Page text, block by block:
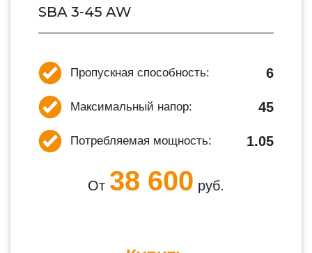
SBA 3-45 AW
Пропускная способность: 6
Максимальный напор: 45
Потребляемая мощность: 1.05
От 38 600 руб.